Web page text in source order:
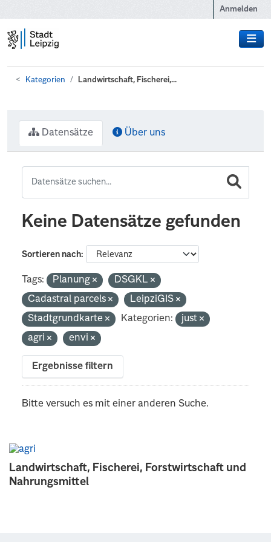
Anmelden
Kategorien Landwirtschaft, Fischerei,...
Landwirtschaft, Fischerei, Forstwirtschaft und
Nahrungsmittel
Datensätze Über uns
Keine Datensätze gefunden
Sortieren nach
Tags: Planung
DSGKL
Cadastral parcels
LeipziGIS
Stadtgrundkarte
Kategorien:
just
agri
envi
Ergebnisse filtern
Bitte versuch es mit einer anderen Suche.